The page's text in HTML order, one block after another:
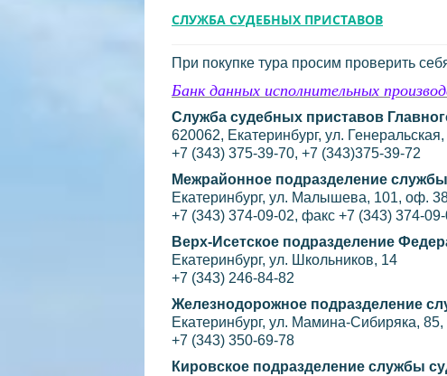
СЛУЖБА СУДЕБНЫХ ПРИСТАВОВ
При покупке тура просим проверить
Банк данных исполнительных
Служба судебных приставов
620062, Екатеринбург, ул.
+7 (343) 375-39-70, +7 (343)375-39-72
Межрайонное подразделение
Екатеринбург, ул. Малышева, 101, оф.
+7 (343) 374-09-02, факс +7 (343) 374-
Верх-Исетское подразделение
Екатеринбург, ул. Школьников, 14
+7 (343) 246-84-82
Железнодорожное подразделение
Екатеринбург, ул. Мамина-Сибиряка,
+7 (343) 350-69-78
Кировское подразделение службы